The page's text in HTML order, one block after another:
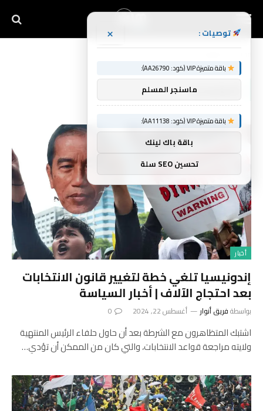
إندونيسيا
أخبار
إندونيسيا تلغي خطة لتغيير قانون الانتخابات
بعد احتجاج الآلاف | أخبار السياسة
بواسطةفريق أنوار أغسطس 22, 2024 0
اشتبك المتظاهرون مع الشرطة بعد أن حاول حلفاء الرئيس المنتهية
ولايته مراجعة قواعد الانتخابات، والتي كان من الممكن أن تؤدي…
توصيات : ×
باقة متميزة VIP (كود: AA26790):
ماسنجر المسلم
باقة متميزة VIP (كود: AA11138):
باقة باك لينك
تحسين SEO سلة